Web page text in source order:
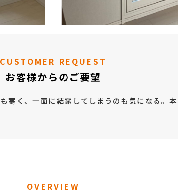
CUSTOMER REQUEST
お客様からのご要望
寒く、一面に結露してしまうのも気になる。
OVERVIEW